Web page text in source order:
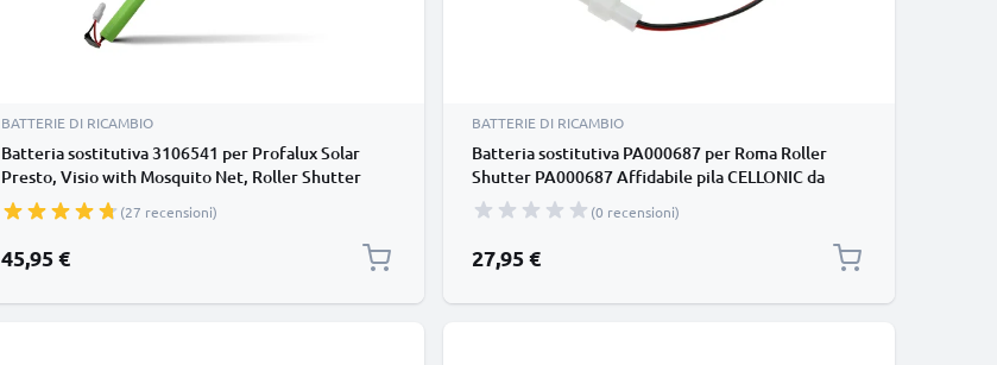
BATTERIE DI RICAMBIO
Batteria sostitutiva 3106541 per Profalux Solar
Presto, Visio with Mosquito Net, Roller Shutter
Affidabile pila CELLONIC da 2000mAh Lunga durata
per la tua sicurezza
(27 recensioni)
45,95 €
BATTERIE DI RICAMBIO
Batteria sostitutiva PA000687 per Roma Roller
Shutter PA000687 Affidabile pila CELLONIC da
2000mAh Lunga durata per la tua sicurezza
(0 recensioni)
27,95 €